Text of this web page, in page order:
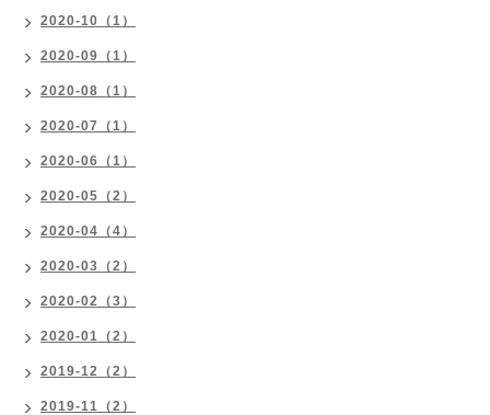
2020-10（1）
2020-09（1）
2020-08（1）
2020-07（1）
2020-06（1）
2020-05（2）
2020-04（4）
2020-03（2）
2020-02（3）
2020-01（2）
2019-12（2）
2019-11（2）